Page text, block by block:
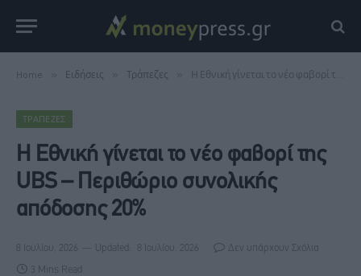
Home Ειδήσεις Τράπεζες Η Εθνική γίνεται το νέο φαβορί της UBS – Περιθώριο συνολικής απόδοσης 20%
ΤΡΆΠΕΖΕΣ
Η Εθνική γίνεται το νέο φαβορί της
UBS – Περιθώριο συνολικής
απόδοσης 20%
8 Ιουλίου, 2026 Updated: 8 Ιουλίου, 2026 Δεν υπάρχουν Σχόλια
3 Mins Read